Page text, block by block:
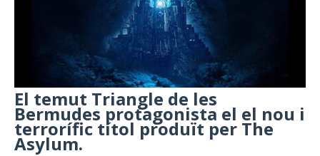
El temut Triangle de les
Bermudes protagonista el el nou i
terrorífic títol produït per The
Asylum.